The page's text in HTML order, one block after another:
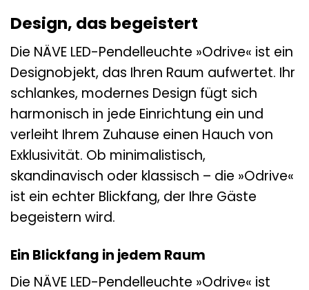
Design, das begeistert
Die NÄVE LED-Pendelleuchte »Odrive« ist ein
Designobjekt, das Ihren Raum aufwertet. Ihr
schlankes, modernes Design fügt sich
harmonisch in jede Einrichtung ein und
verleiht Ihrem Zuhause einen Hauch von
Exklusivität. Ob minimalistisch,
skandinavisch oder klassisch – die »Odrive«
ist ein echter Blickfang, der Ihre Gäste
begeistern wird.
Ein Blickfang in jedem Raum
Die NÄVE LED-Pendelleuchte »Odrive« ist